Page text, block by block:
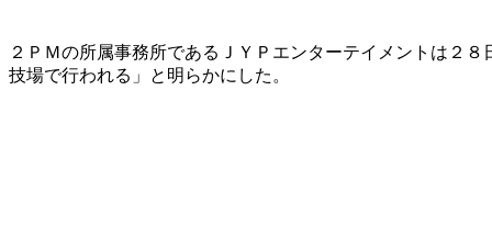
２ＰＭの所属事務所であるＪＹＰエンターテイメントは２
技場で行われる」と明らかにした。